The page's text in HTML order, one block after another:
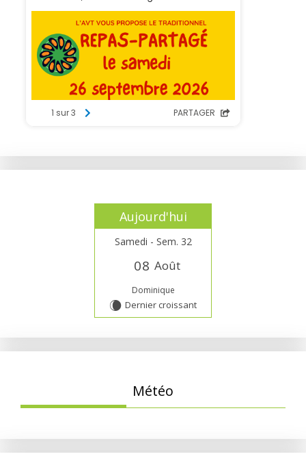
Aujourd'hui
Samedi - Sem. 32
08 Août
Dominique
W Dernier croissant
Météo